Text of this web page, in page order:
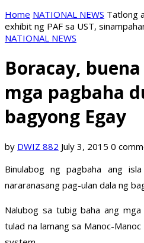
Home NATIONAL NEWS Tatlong
exhibit ng PAF sa UST,
NATIONAL NEWS
Boracay,
mga pagbaha
bagyong Egay
by DWIZ 882 July 3, 2015 0
Binulabog ng pagbaha ang
nararanasang pag-ulan dala ng
Nalubog sa tubig baha ang mga
tulad na lamang sa Manoc-